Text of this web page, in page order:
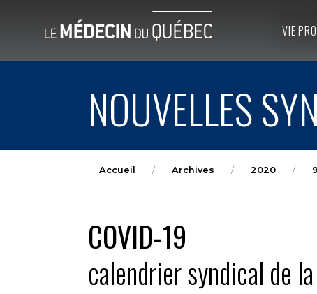
VIE
NOUVELLES
Accueil Archives 2020 9
COVID-19
calendrier syndical de